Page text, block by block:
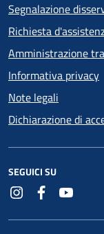
Segnalazione
Richiesta
Amministrazione
Informativa privacy
Note legali
Dichiarazione di
SEGUICI SU
InstagramFacebook